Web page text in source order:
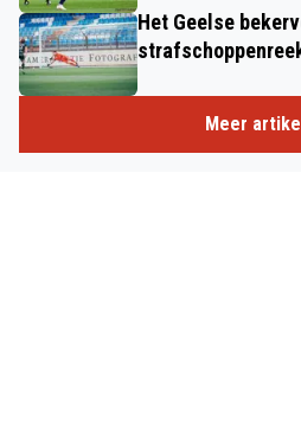
Het Geelse
Meer